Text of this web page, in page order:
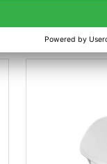
Kollektion